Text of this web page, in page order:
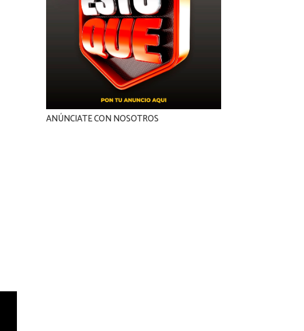
ANÚNCIATE CON NOSOTROS